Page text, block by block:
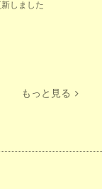
しました
もっと見る